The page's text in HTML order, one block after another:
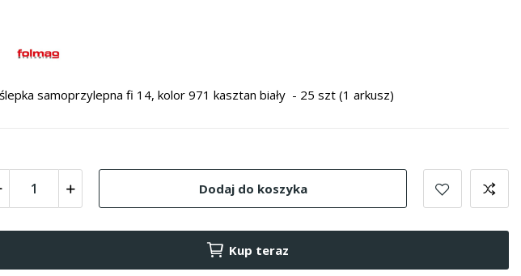
samoprzylepna fi 14, kolor 971 kasztan biały - 25 szt (1 arkusz)
Dodaj do koszyka
Kup teraz